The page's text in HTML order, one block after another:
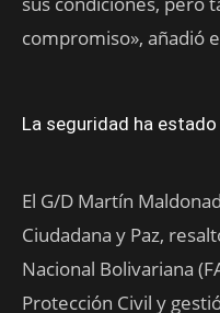
compromiso», añadió
La seguridad ha
El G/D Martín
Ciudadana y Paz,
Nacional Bolivariana
Protección Civil y